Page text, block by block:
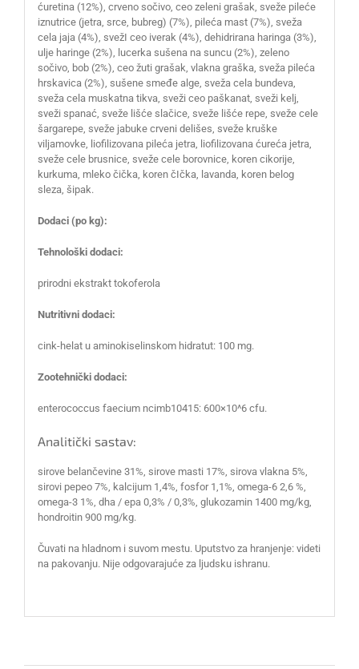
ćuretina (12%), crveno sočivo, ceo zeleni grašak, sveže pileće
iznutrice (jetra, srce, bubreg) (7%), pileća mast (7%), sveža
cela jaja (4%), svežI ceo iverak (4%), dehidrirana haringa (3%),
ulje haringe (2%), lucerka sušena na suncu (2%), zeleno
sočivo, bob (2%), ceo žuti grašak, vlakna graška, sveža pileća
hrskavica (2%), sušene smeđe alge, sveža cela bundeva,
sveža cela muskatna tikva, sveži ceo paškanat, sveži kelj,
sveži spanać, sveže lišće slačice, sveže lišće repe, sveže cele
šargarepe, sveže jabuke crveni delišes, sveže kruške
viljamovke, liofilizovana pileća jetra, liofilizovana ćureća jetra,
sveže cele brusnice, sveže cele borovnice, koren cikorije,
kurkuma, mleko čička, koren čIčka, lavanda, koren belog
sleza, šipak.
Dodaci (po kg):
Tehnološki dodaci:
prirodni ekstrakt tokoferola
Nutritivni dodaci:
cink-helat u aminokiselinskom hidratut: 100 mg.
Zootehnički dodaci:
enterococcus faecium ncimb10415: 600×10^6 cfu.
Analitički sastav:
sirove belančevine 31%, sirove masti 17%, sirova vlakna 5%,
sirovi pepeo 7%, kalcijum 1,4%, fosfor 1,1%, omega-6 2,6 %,
omega-3 1%, dha / epa 0,3% / 0,3%, glukozamin 1400 mg/kg,
hondroitin 900 mg/kg.
Čuvati na hladnom i suvom mestu. Uputstvo za hranjenje: videti
na pakovanju. Nije odgovarajuće za ljudsku ishranu.